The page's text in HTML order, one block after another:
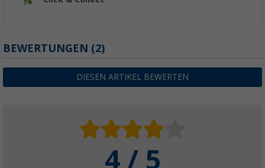
BEWERTUNGEN (2)
DIESEN ARTIKEL BEWERTEN
4 / 5